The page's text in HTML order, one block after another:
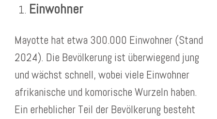
Einwohner
Mayotte hat etwa 300.000 Einwohner (Stand
2024). Die Bevölkerung ist überwiegend jung
und wächst schnell, wobei viele Einwohner
afrikanische und komorische Wurzeln haben.
Ein erheblicher Teil der Bevölkerung besteht